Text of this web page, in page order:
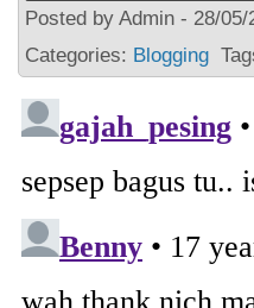
Posted by Admin - 28/05/
Categories: Blogging